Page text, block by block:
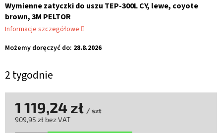
2 tygodnie
Możemy doręczyć do: 28.8.2026
Wymienne zatyczki do uszu TEP-300L CY, lewe, coyote
brown, 3M PELTOR
Informacje szczegółowe
1 119,24 zł / szt
909,95 zł bez VAT